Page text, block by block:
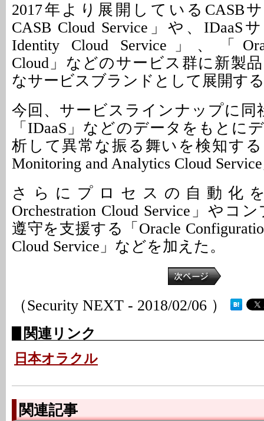
2017年より展開しているCASB
CASB Cloud Service」や、IDaaS
Identity Cloud Service」、「
Cloud」などのサービス群に新製
なサービスブランドとして展開す
今回、サービスラインナップに同
「IDaaS」などのデータをもとに
析して異常な振る舞いを検知する
Monitoring and Analytics Cloud
さらにプロセスの自動化を
Orchestration Cloud Service」やコ
遵守を支援する「Oracle
Cloud Service」などを加えた。
（Security NEXT - 2018/02/06 ）
関連リンク
日本オラクル
関連記事